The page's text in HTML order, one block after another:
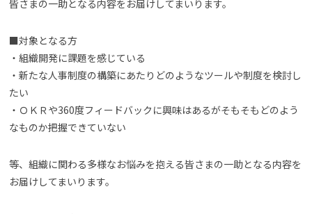
皆さまの一助となる内容をお届けしてまいります。
■対象となる方
・組織開発に課題を感じている
・新たな人事制度の構築にあたりどのようなツールや制度を検討し
たい
・ＯＫＲや360度フィードバックに興味はあるがそもそもどのよう
なものか把握できていない
等、組織に関わる多様なお悩みを抱える皆さまの一助となる内容を
お届けしてまいります。